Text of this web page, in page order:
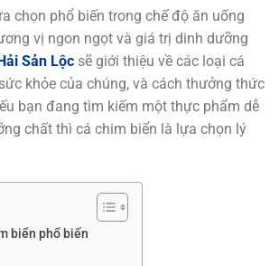
chọn phổ biến trong chế độ ăn uống
vị ngon ngọt và giá trị dinh dưỡng
Sản Lộc sẽ giới thiệu về các loại cá
khỏe của chúng, và cách thưởng thức
bạn đang tìm kiếm một thực phẩm dễ
chất thì cá chim biển là lựa chọn lý
biển phổ biến